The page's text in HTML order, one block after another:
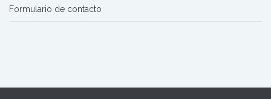
Formulario de contacto